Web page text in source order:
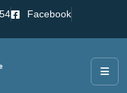
Facebook